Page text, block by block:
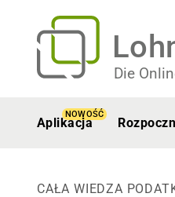
Die
Aplikacja
NOWOŚĆ
CAŁA WIEDZA